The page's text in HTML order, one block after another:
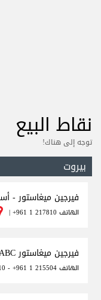
نقاط البيع
توجه إلى هناك!
بيروت
فيرجين ميغاستور -
الهاتف +961 1 217810
|
فيرجين ميغاستور ABC الأشرفية
الهاتف- +961 1 215504